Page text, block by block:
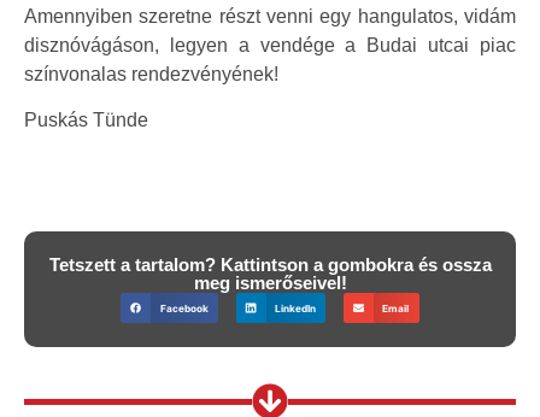
Amennyiben szeretne részt venni egy hangulatos, vidám
disznóvágáson, legyen a vendége a Budai utcai piac
színvonalas rendezvényének!
Puskás Tünde
Tetszett a tartalom? Kattintson a gombokra és ossza
meg ismerőseivel!
Facebook LinkedIn Email